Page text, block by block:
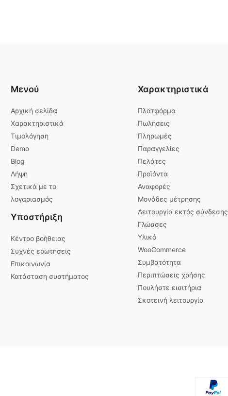
Μενού
Αρχική σελίδα
Χαρακτηριστικά
Τιμολόγηση
Demo
Blog
Λήψη
Σχετικά με το
λογαριασμός
Υποστήριξη
Κέντρο βοήθειας
Συχνές ερωτήσεις
Επικοινωνία
Κατάσταση συστήματος
Χαρακτηριστικά
Πλατφόρμα
Πωλήσεις
Πληρωμές
Παραγγελίες
Πελάτες
Προϊόντα
Αναφορές
Μονάδες μέτρησης
Λειτουργία εκτός σύνδεσης
Γλώσσες
Υλικό
WooCommerce
Συμβατότητα
Περιπτώσεις χρήσης
Πουλήστε εισιτήρια
Σκοτεινή λειτουργία